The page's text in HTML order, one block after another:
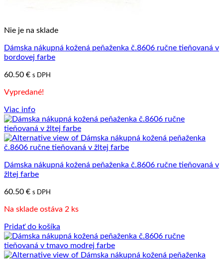
Nie je na sklade
Dámska nákupná kožená peňaženka č.8606 ručne tieňovaná v
bordovej farbe
60.50 € s DPH
Vypredané!
Viac info
Dámska nákupná kožená peňaženka č.8606 ručne tieňovaná v
žltej farbe
60.50 € s DPH
Na sklade ostáva 2 ks
Pridať do košíka